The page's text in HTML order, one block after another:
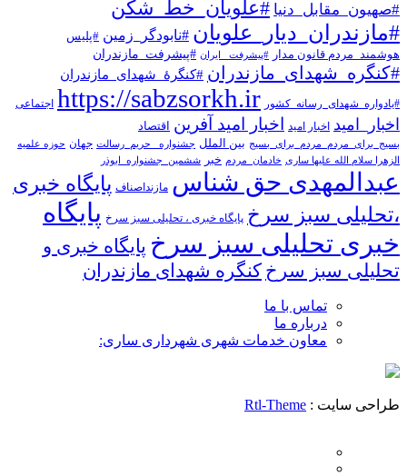
#صهیون_مقابل_دنیا #علویان_خط_شکن
#مازندران_دیار_علویان #نابودگر_زمین #پلیس
هوشمند_مردم قانون مدار
#پیشرفت _ایران #پیشرفت_مازندران
#کنگره_شهدای_مازندران #کنگرۀ_شهدای_مازندران
#یادواره_شهدای_رسانه_کشور https://sabzsorkh.ir اجتماعی
اخبار_امید اخبار امید اخبار امید آفرین اقتصاد
بسیج_برای_مردم_مردم_برای_بسیج بین الملل جشنواره _حریم_رسالت جهان حوزه علمیه
الزهرا سلام الله علیها ساری خادمان_مردم خبر ششمین_جشنواره_ابوذر
عبدالمهدی حق شناس مازنداصناف پایگاه خبری
،تحلیلی سبز سرخ پایگاه خبری ، تحلیلی سبز سرخ پایگاه
خبری تحلیلی سبز سرخ پایگاه خبری و
تحلیلی سبز سرخ کنگره شهدای مازندران
تماس با ما
درباره ما
معاون خدمات شهری شهرداری ساری:
طراحی سایت : Rtl-Theme